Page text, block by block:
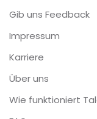
Gib uns Feedback
Impressum
Karriere
Über uns
Wie funktioniert